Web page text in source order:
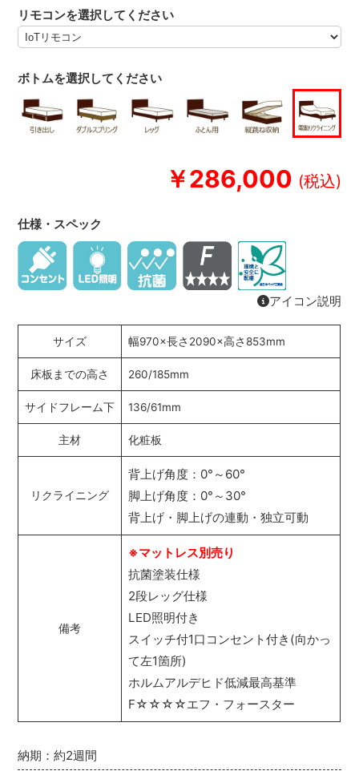
￥286,000
納期：約2週間
リモコンを選択してください
ボトムを選択してください
仕様・スペック
アイコン説明
サイズ 幅970×長さ2090×高さ853mm
床板までの高さ 260/185mm
サイドフレーム下 136/61mm
主材 化粧板
リクライニング
背上げ角度：0°～60°
脚上げ角度：0°～30°
背上げ・脚上げの連動・独立可動
備考
※マットレス別売り
抗菌塗装仕様
2段レッグ仕様
LED照明付き
スイッチ付1口コンセント付き(向かっ
て左1箇所)
ホルムアルデヒド低減最高基準
F☆☆☆☆エフ・フォースター